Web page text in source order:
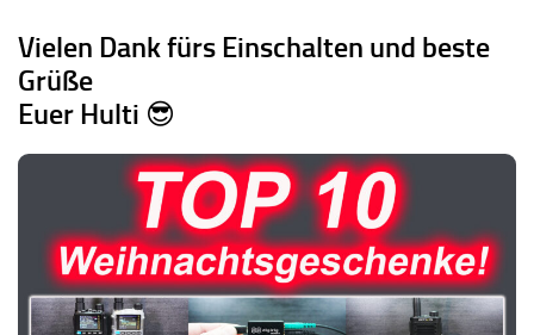
Vielen Dank fürs Einschalten und beste
Grüße
Euer Hulti 😎